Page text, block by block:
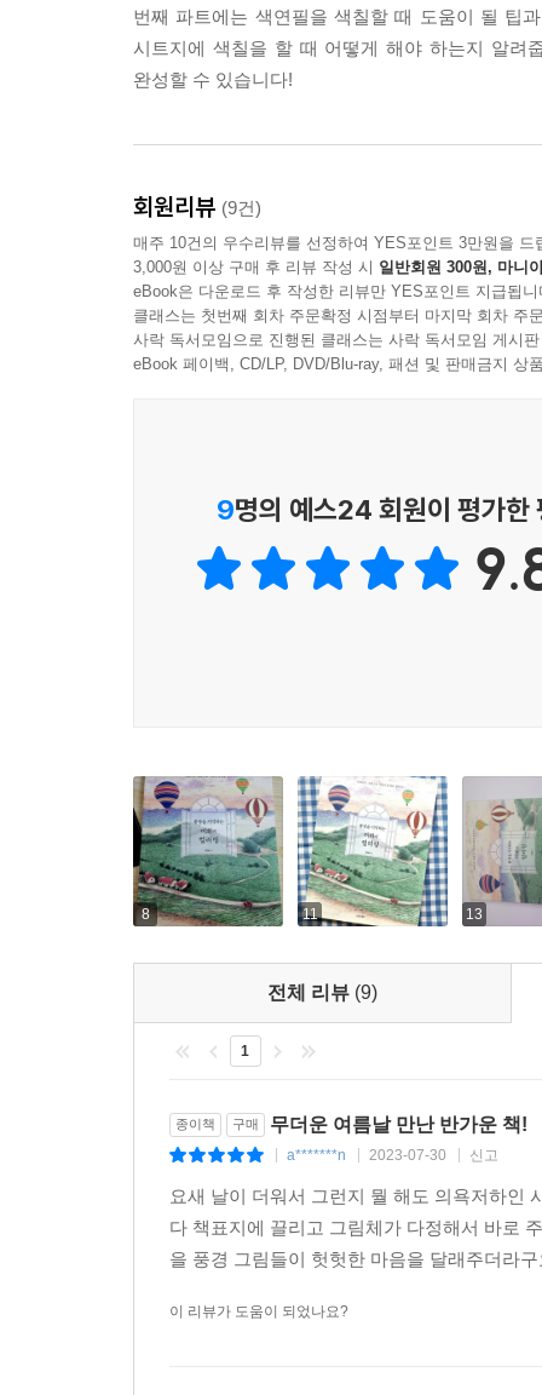
번째 파트에는 색연필을 색칠할 때 도움이 될 팁
시트지에 색칠을 할 때 어떻게 해야 하는지 알려
완성할 수 있습니다!
회원리뷰 (9건)
매주 10건의 우수리뷰를 선정하여 YES포인트 3만원을 드
3,000원 이상 구매 후 리뷰 작성 시 일반회원 300원, 마니
eBook은 다운로드 후 작성한 리뷰만 YES포인트 지급됩니
클래스는 첫번째 회차 주문확정 시점부터 마지막 회차 주
사락 독서모임으로 진행된 클래스는 사락 독서모임 게시
eBook 페이백, CD/LP, DVD/Blu-ray, 패션 및 판매금지 상
9명의 예스24 회원이 평가한
8 11 13
전체 리뷰 (9)
1
종이책 구매 무더운 여름날 만난 반가운 책!
a*******n 2023-07-30 신고
요새 날이 더워서 그런지 뭘 해도 의욕저하인
다 책표지에 끌리고 그림체가 다정해서 바로
을 풍경 그림들이 헛헛한 마음을 달래주더라
이 리뷰가 도움이 되었나요?